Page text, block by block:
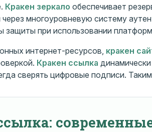
Кракен зеркало обеспечивает
многоуровневую систему
защиты при использовании
интернет-ресурсов, кракен
Кракен ссылка
сверять цифровые подписи.